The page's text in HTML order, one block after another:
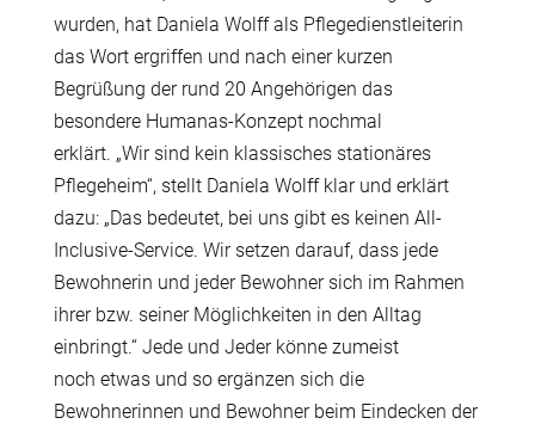
wurden, hat Daniela Wolff als Pflegedienstleiterin
das Wort ergriffen und nach einer kurzen
Begrüßung der rund 20 Angehörigen das
besondere Humanas-Konzept nochmal
erklärt. „Wir sind kein klassisches stationäres
Pflegeheim“, stellt Daniela Wolff klar und erklärt
dazu: „Das bedeutet, bei uns gibt es keinen All-
Inclusive-Service. Wir setzen darauf, dass jede
Bewohnerin und jeder Bewohner sich im Rahmen
ihrer bzw. seiner Möglichkeiten in den Alltag
einbringt.“ Jede und Jeder könne zumeist
noch etwas und so ergänzen sich die
Bewohnerinnen und Bewohner beim Eindecken der